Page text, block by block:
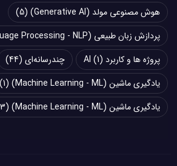
هوش مصنوعی مولد (Generative AI)
(5)
پردازش زبان طبیعی (Natural Language Processing - NLP)
پروژه ها و کاربرد AI (1) چند‌‌رسانه‌ای (44)
یادگیری ماشین (Machine Learning - ML)
(1)
یادگیری ماشین (Machine Learning - ML)
(3)